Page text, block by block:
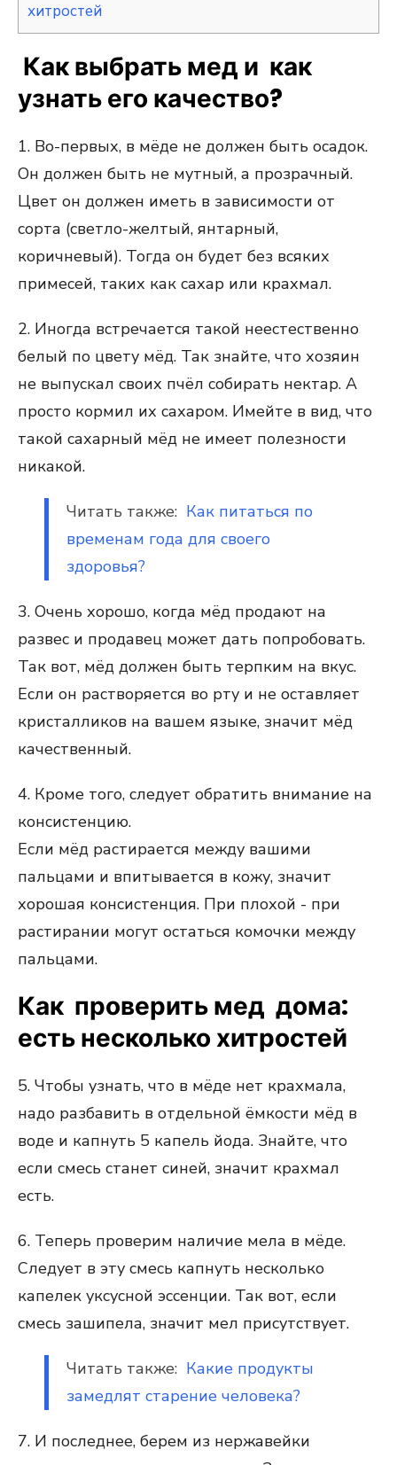
хитростей
Как выбрать мед и как
узнать его качество?
1. Во-первых, в мёде не должен быть осадок.
Он должен быть не мутный, а прозрачный.
Цвет он должен иметь в зависимости от
сорта (светло-желтый, янтарный,
коричневый). Тогда он будет без всяких
примесей, таких как сахар или крахмал.
2. Иногда встречается такой неестественно
белый по цвету мёд. Так знайте, что хозяин
не выпускал своих пчёл собирать нектар. А
просто кормил их сахаром. Имейте в вид, что
такой сахарный мёд не имеет полезности
никакой.
Читать также: Как питаться по
временам года для своего
здоровья?
3. Очень хорошо, когда мёд продают на
развес и продавец может дать попробовать.
Так вот, мёд должен быть терпким на вкус.
Если он растворяется во рту и не оставляет
кристалликов на вашем языке, значит мёд
качественный.
4. Кроме того, следует обратить внимание на
консистенцию.
Если мёд растирается между вашими
пальцами и впитывается в кожу, значит
хорошая консистенция. При плохой - при
растирании могут остаться комочки между
пальцами.
Как проверить мед дома:
есть несколько хитростей
5. Чтобы узнать, что в мёде нет крахмала,
надо разбавить в отдельной ёмкости мёд в
воде и капнуть 5 капель йода. Знайте, что
если смесь станет синей, значит крахмал
есть.
6. Теперь проверим наличие мела в мёде.
Следует в эту смесь капнуть несколько
капелек уксусной эссенции. Так вот, если
смесь зашипела, значит мел присутствует.
Читать также: Какие продукты
замедлят старение человека?
7. И последнее, берем из нержавейки